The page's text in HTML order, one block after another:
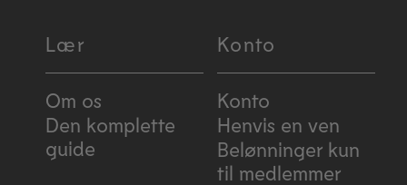
Lær
Om os
Den komplette
guide
Konto
Konto
Henvis en ven
Belønninger kun
til medlemmer